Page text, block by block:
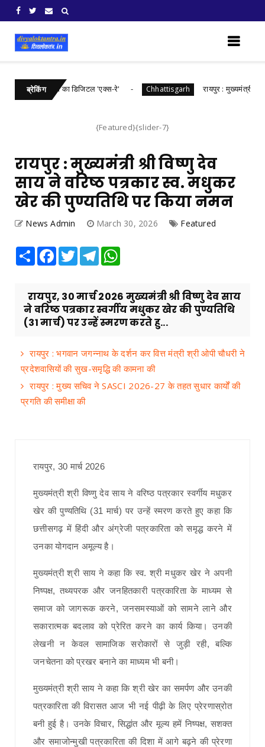
ब्रेकिंग
में खरीफ फसलों का डिजिटल 'एक्स-रे' Chhattisgarh रायपुर : मुख्यमंत्री श्री
{Featured}{slider-7}
रायपुर : मुख्यमंत्री श्री विष्णु देव
साय ने वरिष्ठ पत्रकार स्व. मधुकर
खेर की पुण्यतिथि पर किया नमन
News Admin March 30, 2026 Featured
Share Facebook
TwitterTelegram
रायपुर, 30 मार्च 2026 मुख्यमंत्री श्री विष्णु देव साय
ने वरिष्ठ पत्रकार स्वर्गीय मधुकर खेर की पुण्यतिथि
(31 मार्च) पर उन्हें स्मरण करते हु...
रायपुर : भगवान जगन्नाथ के दर्शन कर वित्त मंत्री श्री ओपी चौधरी ने
प्रदेशवासियों की सुख-समृद्धि की कामना की
रायपुर : मुख्य सचिव ने SASCI 2026-27 के तहत सुधार कार्यों की
प्रगति की समीक्षा की
रायपुर, 30 मार्च 2026
मुख्यमंत्री श्री विष्णु देव साय ने वरिष्ठ पत्रकार स्वर्गीय मधुकर
खेर की पुण्यतिथि (31 मार्च) पर उन्हें स्मरण करते हुए कहा कि
छत्तीसगढ़ में हिंदी और अंग्रेजी पत्रकारिता को समृद्ध करने में
उनका योगदान अमूल्य है।
मुख्यमंत्री श्री साय ने कहा कि स्व. श्री मधुकर खेर ने अपनी
निष्पक्ष, तथ्यपरक और जनहितकारी पत्रकारिता के माध्यम से
समाज को जागरूक करने, जनसमस्याओं को सामने लाने और
सकारात्मक बदलाव को प्रेरित करने का कार्य किया। उनकी
लेखनी न केवल सामाजिक सरोकारों से जुड़ी रही, बल्कि
जनचेतना को प्रखर बनाने का माध्यम भी बनी।
मुख्यमंत्री श्री साय ने कहा कि श्री खेर का समर्पण और उनकी
पत्रकारिता की विरासत आज भी नई पीढ़ी के लिए प्रेरणास्रोत
बनी हुई है। उनके विचार, सिद्धांत और मूल्य हमें निष्पक्ष, सशक्त
और समाजोन्मुखी पत्रकारिता की दिशा में आगे बढ़ने की प्रेरणा